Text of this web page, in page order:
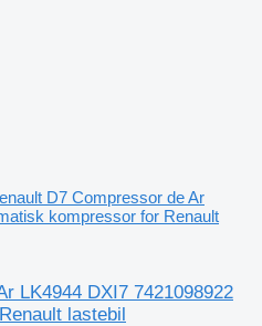
D7 Compressor de Ar
kompressor for Renault
LK4944 DXI7 7421098922
lastebil